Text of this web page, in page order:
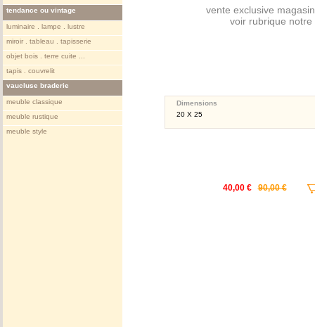
tendance ou vintage
luminaire . lampe . lustre
miroir . tableau . tapisserie
objet bois . terre cuite ...
tapis . couvrelit
vaucluse braderie
meuble classique
meuble rustique
meuble style
vente exclusive
voir rubrique notre
Dimensions
20 X 25
40,00 € 90,00 €